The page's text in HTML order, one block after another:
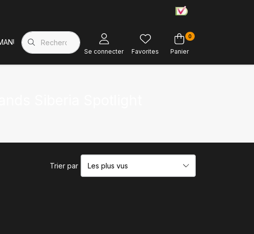
Magasin d'usine Soutien à la clientèle
Se connecter Favorites
0
Panier
Trier par